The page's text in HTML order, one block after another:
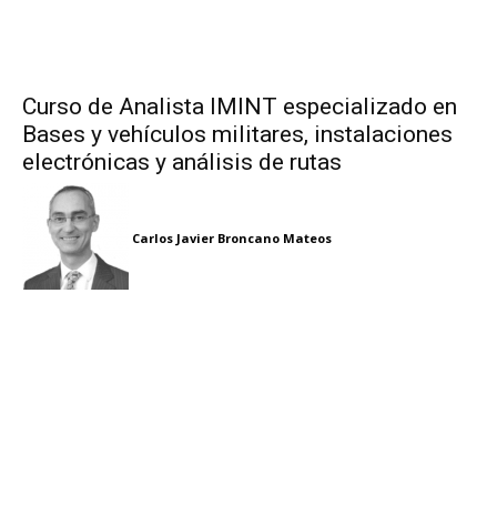
Curso de Analista IMINT especializado en
Bases y vehículos militares, instalaciones
electrónicas y análisis de rutas
Carlos Javier Broncano Mateos